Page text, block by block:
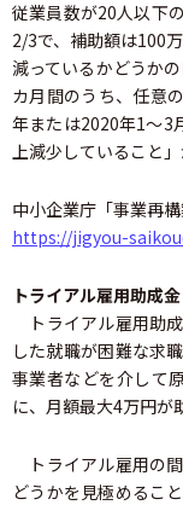
従業員数が20人以下
2/3で、補助額は100
減っているかどうか
カ月間のうち、任意
年または2020年1～3
上減少していること
中小企業庁「事業再構
https://jigyou-
トライアル雇用助成金
トライアル雇用助
した就職が困難な求
事業者などを介して
に、月額最大4万円が
トライアル雇用の
どうかを見極めるこ